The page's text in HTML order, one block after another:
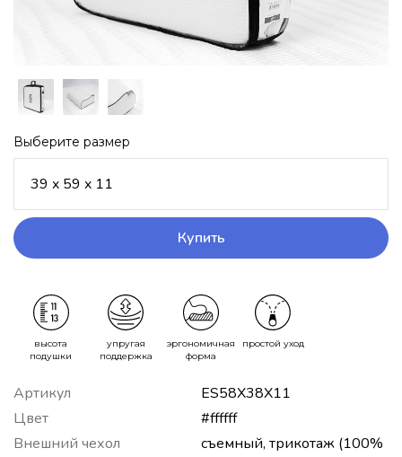
Выберите размер
39 x 59 x 11
Купить
высота
подушки
упругая
поддержка
эргономичная
форма
простой уход
Артикул
ES58X38X11
Цвет
#ffffff
Внешний чехол
съемный, трикотаж (100%